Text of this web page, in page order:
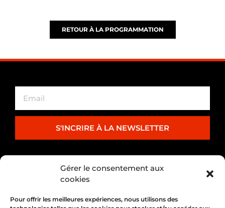
Gérer le consentement aux
cookies
Pour offrir les meilleures expériences, nous utilisons des
RETOUR À LA PROGRAMMATION
S'INCRIRE À LA NEWSLETTER
PARTENARIAT